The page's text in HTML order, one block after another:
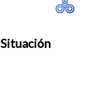
Situación